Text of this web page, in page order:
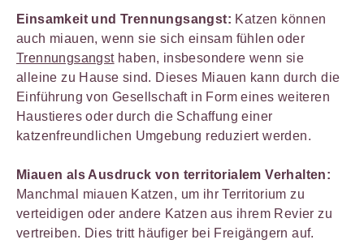
Einsamkeit und Trennungsangst: Katzen können
auch miauen, wenn sie sich einsam fühlen oder
Trennungsangsthaben, insbesondere wenn sie
alleine zu Hause sind. Dieses Miauen kann durch die
Einführung von Gesellschaft in Form eines weiteren
Haustieres oder durch die Schaffung einer
katzenfreundlichen Umgebung reduziert werden.
Miauen als Ausdruck von territorialem Verhalten:
Manchmal miauen Katzen, um ihr Territorium zu
verteidigen oder andere Katzen aus ihrem Revier zu
vertreiben. Dies tritt häufiger bei Freigängern auf.